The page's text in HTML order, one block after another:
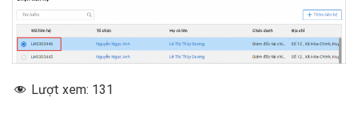
Lượt xem: 131